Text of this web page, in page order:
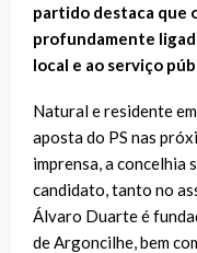
partido destaca que
profundamente
local e ao serviço
Natural e residente
aposta do PS nas
imprensa, a concelhia
candidato, tanto no
Álvaro Duarte é
de Argoncilhe, bem